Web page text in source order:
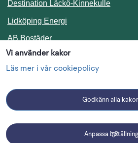
Vi använder kakor
Läs mer i vår cookiepolicy
Godkänn alla kakor
Anpassa
Destination Läckö-KinnekulleLänk till
Lidköping Energi
AB BostäderLänk till annan webbplats.
Följ oss i sociala medier
Linkedin